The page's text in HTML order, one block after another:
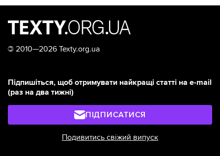
© 2010—2026 Texty.org.ua
Підпишіться, щоб отримувати найкращі статті на e-mail
(раз на два тижні)
ПІДПИСАТИСЯ
Подивитись свіжий випуск